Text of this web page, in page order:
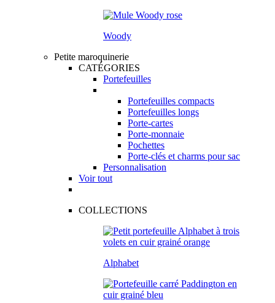
Woody
Petite maroquinerie
CATÉGORIES
Portefeuilles
Portefeuilles compacts
Portefeuilles longs
Porte-cartes
Porte-monnaie
Pochettes
Porte-clés et charms pour sac
Personnalisation
Voir tout
COLLECTIONS
Alphabet